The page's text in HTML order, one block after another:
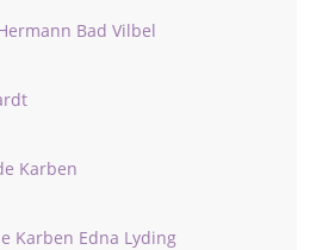
Bad Vilbel
Karben
Karben Edna Lyding